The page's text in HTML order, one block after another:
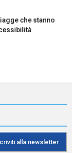
che stanno